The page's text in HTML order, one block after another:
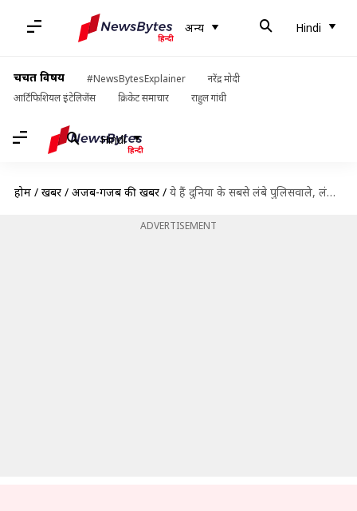
अन्य Hindi
चर्चित विषय #NewsBytesExplainer
नरेंद्र मोदी
आर्टिफिशियल इंटेलिजेंस
क्रिकेट समाचार राहुल गांधी
Hindi
होम / खबरें / अजब-गजब की खबरें / ये हैं दुनिया के सबसे लंबे पुलिसवाले, लंबाई 7'6" इंच, पहनते हैं 19 नंबर का जूता
ADVERTISEMENT